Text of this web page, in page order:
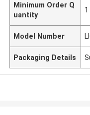
Minimum Order Q
uantity
Model Number
Packaging Details